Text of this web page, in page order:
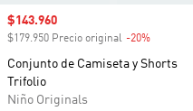
Precio de venta
$143.960
$179.950 Precio original -20%
Conjunto de Camiseta y Shorts
Trifolio
Niño Originals